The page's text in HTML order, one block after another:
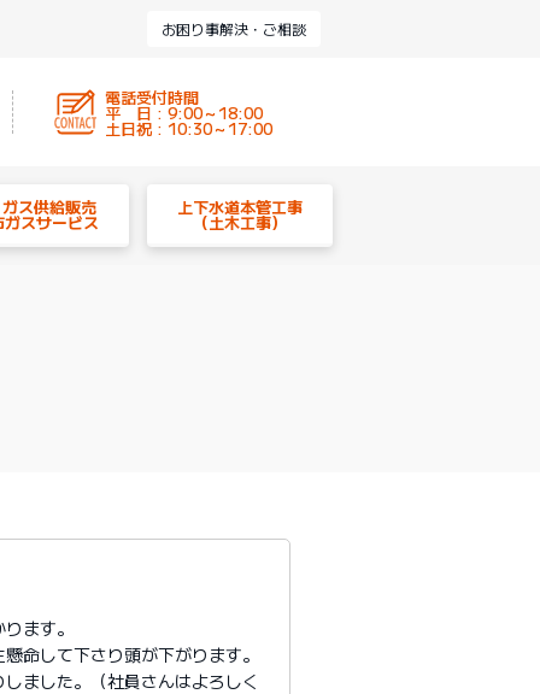
お困り事解決・ご相談
電話受付時間
平 日 : 9:00～18:00
土日祝 : 10:30～17:00
ス供給販売
ガスサービス
上下水道本管工事
（土木工事）
ます。
命して下さり頭が下がります。
ました。（社員さんはよろしく